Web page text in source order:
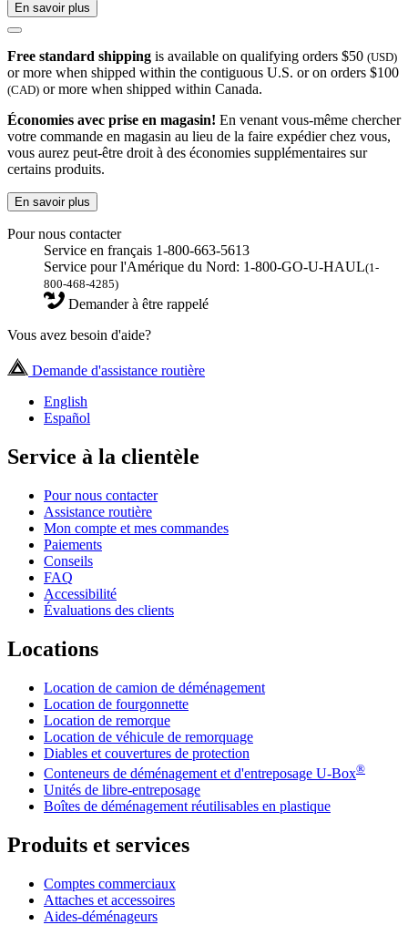
En savoir plus
Free standard shipping is available on qualifying orders $50 (USD)
or more when shipped within the contiguous U.S. or on orders $100
(CAD) or more when shipped within Canada.
Économies avec prise en magasin! En venant vous-même chercher
votre commande en magasin au lieu de la faire expédier chez vous,
vous aurez peut-être droit à des économies supplémentaires sur
certains produits.
En savoir plus
Pour nous contacter
Service en français 1-800-663-5613
Service pour l'Amérique du Nord: 1-800-GO-U-HAUL(1-
800-468-4285)
Demander à être rappelé
Vous avez besoin d'aide?
Demande d'assistance routière
English
Español
Service à la clientèle
Pour nous contacter
Assistance routière
Mon compte et mes commandes
Paiements
Conseils
FAQ
Accessibilité
Évaluations des clients
Locations
Location de camion de déménagement
Location de fourgonnette
Location de remorque
Location de véhicule de remorquage
Diables et couvertures de protection
Conteneurs de déménagement et d'entreposage U-Box®
Unités de libre-entreposage
Boîtes de déménagement réutilisables en plastique
Produits et services
Comptes commerciaux
Attaches et accessoires
Aides-déménageurs